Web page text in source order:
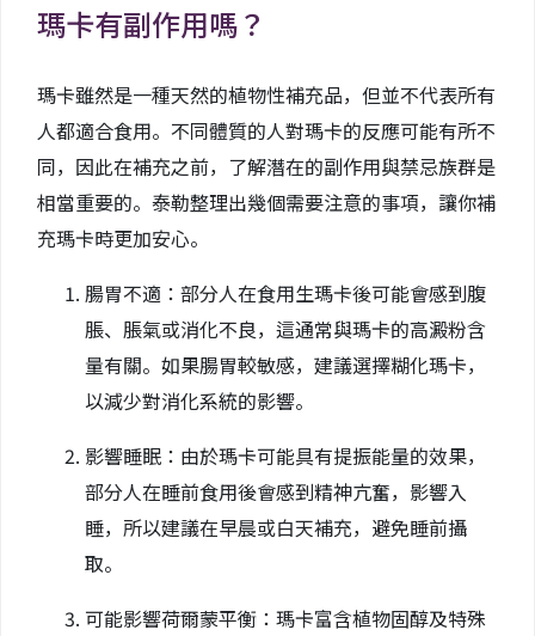
瑪卡有副作用嗎？
瑪卡雖然是一種天然的植物性補充品，但並不代表所有
人都適合食用。不同體質的人對瑪卡的反應可能有所不
同，因此在補充之前，了解潛在的副作用與禁忌族群是
相當重要的。泰勒整理出幾個需要注意的事項，讓你補
充瑪卡時更加安心。
腸胃不適：部分人在食用生瑪卡後可能會感到腹
脹、脹氣或消化不良，這通常與瑪卡的高澱粉含
量有關。如果腸胃較敏感，建議選擇糊化瑪卡，
以減少對消化系統的影響。
影響睡眠：由於瑪卡可能具有提振能量的效果，
部分人在睡前食用後會感到精神亢奮，影響入
睡，所以建議在早晨或白天補充，避免睡前攝
取。
可能影響荷爾蒙平衡：瑪卡富含植物固醇及特殊